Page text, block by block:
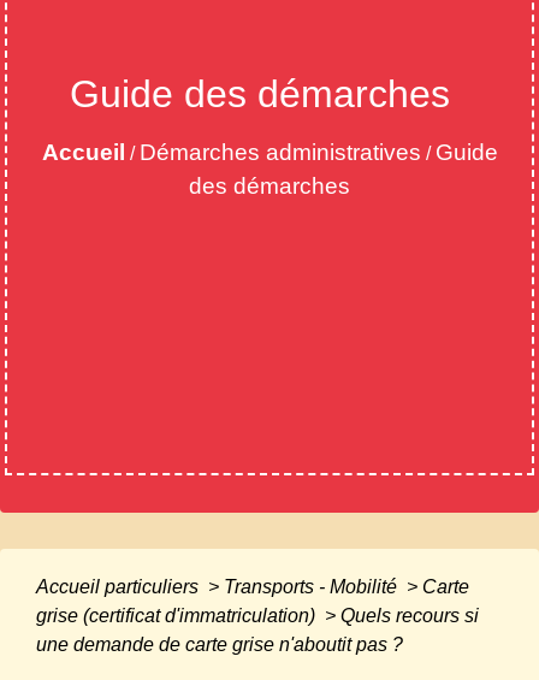
Guide des démarches
Accueil / Démarches administratives / Guide
des démarches
Accueil particuliers > Transports - Mobilité > Carte
grise (certificat d'immatriculation) > Quels recours si
une demande de carte grise n'aboutit pas ?